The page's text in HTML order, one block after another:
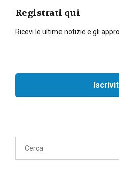
Registrati qui
Ricevi le ultime notizie e gli